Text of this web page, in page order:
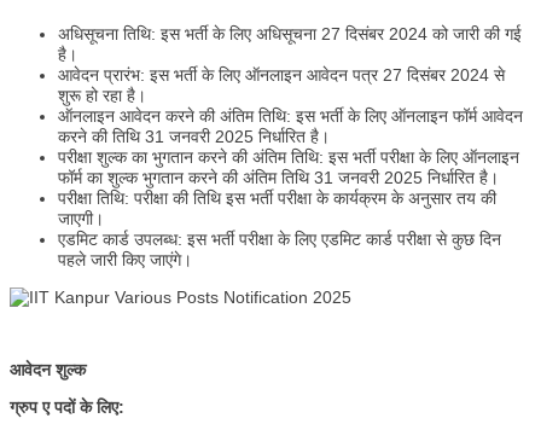
अधिसूचना तिथि: इस भर्ती के लिए अधिसूचना 27 दिसंबर 2024 को जारी की गई
है।
आवेदन प्रारंभ: इस भर्ती के लिए ऑनलाइन आवेदन पत्र 27 दिसंबर 2024 से
शुरू हो रहा है।
ऑनलाइन आवेदन करने की अंतिम तिथि: इस भर्ती के लिए ऑनलाइन फॉर्म आवेदन
करने की तिथि 31 जनवरी 2025 निर्धारित है।
परीक्षा शुल्क का भुगतान करने की अंतिम तिथि: इस भर्ती परीक्षा के लिए ऑनलाइन
फॉर्म का शुल्क भुगतान करने की अंतिम तिथि 31 जनवरी 2025 निर्धारित है।
परीक्षा तिथि: परीक्षा की तिथि इस भर्ती परीक्षा के कार्यक्रम के अनुसार तय की
जाएगी।
एडमिट कार्ड उपलब्ध: इस भर्ती परीक्षा के लिए एडमिट कार्ड परीक्षा से कुछ दिन
पहले जारी किए जाएंगे।
आवेदन शुल्क
ग्रुप ए पदों के लिए: